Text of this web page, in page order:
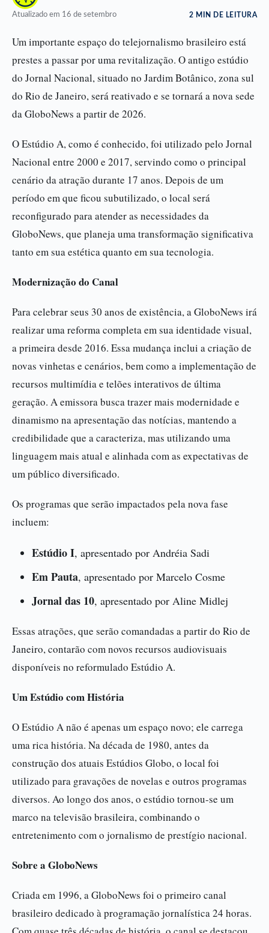
Atualizado em 16 de setembro 2 MIN DE LEITURA
Um importante espaço do telejornalismo brasileiro está
prestes a passar por uma revitalização. O antigo estúdio
do Jornal Nacional, situado no Jardim Botânico, zona sul
do Rio de Janeiro, será reativado e se tornará a nova sede
da GloboNews a partir de 2026.
O Estúdio A, como é conhecido, foi utilizado pelo Jornal
Nacional entre 2000 e 2017, servindo como o principal
cenário da atração durante 17 anos. Depois de um
período em que ficou subutilizado, o local será
reconfigurado para atender as necessidades da
GloboNews, que planeja uma transformação significativa
tanto em sua estética quanto em sua tecnologia.
Modernização do Canal
Para celebrar seus 30 anos de existência, a GloboNews irá
realizar uma reforma completa em sua identidade visual,
a primeira desde 2016. Essa mudança inclui a criação de
novas vinhetas e cenários, bem como a implementação de
recursos multimídia e telões interativos de última
geração. A emissora busca trazer mais modernidade e
dinamismo na apresentação das notícias, mantendo a
credibilidade que a caracteriza, mas utilizando uma
linguagem mais atual e alinhada com as expectativas de
um público diversificado.
Os programas que serão impactados pela nova fase
incluem:
Estúdio I, apresentado por Andréia Sadi
Em Pauta, apresentado por Marcelo Cosme
Jornal das 10, apresentado por Aline Midlej
Essas atrações, que serão comandadas a partir do Rio de
Janeiro, contarão com novos recursos audiovisuais
disponíveis no reformulado Estúdio A.
Um Estúdio com História
O Estúdio A não é apenas um espaço novo; ele carrega
uma rica história. Na década de 1980, antes da
construção dos atuais Estúdios Globo, o local foi
utilizado para gravações de novelas e outros programas
diversos. Ao longo dos anos, o estúdio tornou-se um
marco na televisão brasileira, combinando o
entretenimento com o jornalismo de prestígio nacional.
Sobre a GloboNews
Criada em 1996, a GloboNews foi o primeiro canal
brasileiro dedicado à programação jornalística 24 horas.